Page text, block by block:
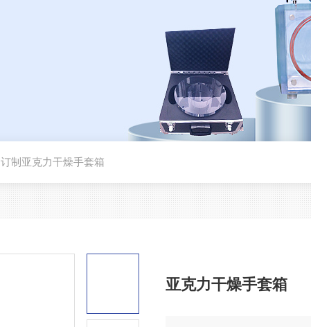
订制亚克力干燥手套箱
亚克力干燥手套箱